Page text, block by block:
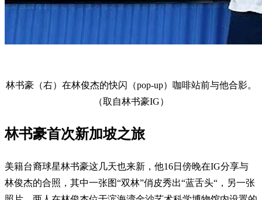
林书豪（右）在林俊杰的快闪（pop-up）咖啡站前与他合影。
（取自林书豪IG）
林书豪首次新加坡之旅
美籍台裔球星林书豪这几天也来新，他16日傍晚在IG分享与
林俊杰的合照，其中一张图“双林”俏皮秀出“蓝舌头“，另一张